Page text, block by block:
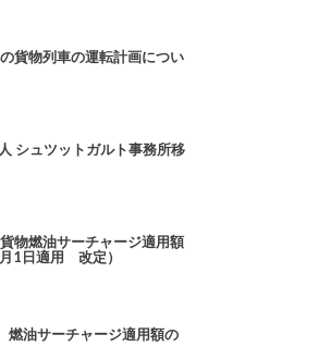
貨物列車の運転計画につい
シュツットガルト事務所移
物燃油サーチャージ適用額
1日適用 改定）
油サーチャージ適用額の